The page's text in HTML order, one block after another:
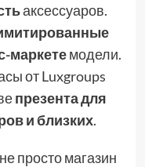
аксессуаров.
маркетемодели.
от Luxgroups
презента для
и близких.
не просто магазин